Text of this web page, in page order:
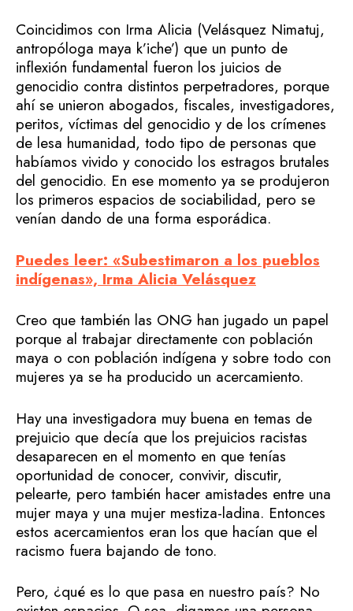
Coincidimos con Irma Alicia (Velásquez Nimatuj,
antropóloga maya k’iche’) que un punto de
inflexión fundamental fueron los juicios de
genocidio contra distintos perpetradores, porque
ahí se unieron abogados, fiscales, investigadores,
peritos, víctimas del genocidio y de los crímenes
de lesa humanidad, todo tipo de personas que
habíamos vivido y conocido los estragos brutales
del genocidio. En ese momento ya se produjeron
los primeros espacios de sociabilidad, pero se
venían dando de una forma esporádica.
Puedes leer: «Subestimaron a los pueblos
indígenas», Irma Alicia Velásquez
Creo que también las ONG han jugado un papel
porque al trabajar directamente con población
maya o con población indígena y sobre todo con
mujeres ya se ha producido un acercamiento.
Hay una investigadora muy buena en temas de
prejuicio que decía que los prejuicios racistas
desaparecen en el momento en que tenías
oportunidad de conocer, convivir, discutir,
pelearte, pero también hacer amistades entre una
mujer maya y una mujer mestiza-ladina. Entonces
estos acercamientos eran los que hacían que el
racismo fuera bajando de tono.
Pero, ¿qué es lo que pasa en nuestro país? No